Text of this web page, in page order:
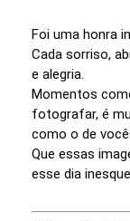
Foi uma honra
Cada sorriso,
e alegria.
Momentos
fotografar, é
como o de
Que essas
esse dia